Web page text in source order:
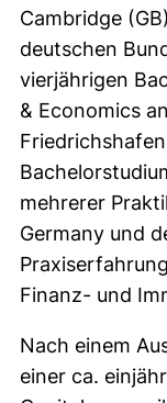
Cambridge
deutschen
vierjährigen
& Economics
mehrerer
Germany und
Finanz- und
Nach einem
einer ca.